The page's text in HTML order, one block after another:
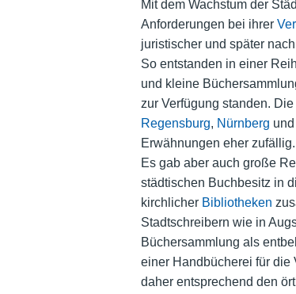
Mit dem Wachstum der
Anforderungen bei ihrer
juristischer und später
So entstanden in einer
und kleine
zur Verfügung standen.
Regensburg, Nürnberg
Erwähnungen eher
Es gab aber auch große
städtischen Buchbesitz in
kirchlicher Bibliotheken
Stadtschreibern wie in
Büchersammlung als
einer Handbücherei für die
daher entsprechend den